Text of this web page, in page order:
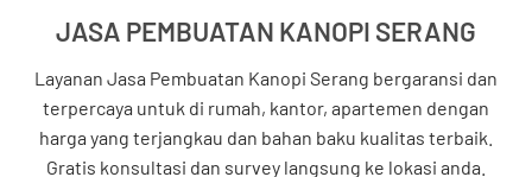
JASA PEMBUATAN KANOPI SERANG
Layanan Jasa Pembuatan Kanopi Serang bergaransi dan
terpercaya untuk di rumah, kantor, apartemen dengan
harga yang terjangkau dan bahan baku kualitas terbaik.
Gratis konsultasi dan survey langsung ke lokasi anda.